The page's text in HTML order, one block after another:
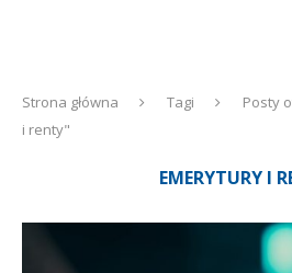
Strona główna Tagi
Posty
i renty"
EMERYTURY I